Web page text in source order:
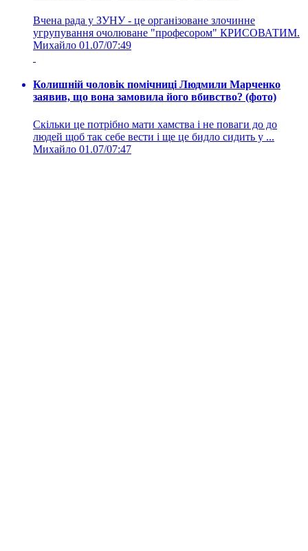
Вчена рада у ЗУНУ - це організоване злочинне
угрупування очолюване "професором" КРИСОВАТИМ.
Михайло 01.07/07:49
Колишній чоловік помічниці Людмили Марченко
заявив, що вона замовила його вбивство? (фото)
Скільки це потрібно мати хамства і не поваги до до
людей щоб так себе вести і ще це бидло сидить у ...
Михайло 01.07/07:47